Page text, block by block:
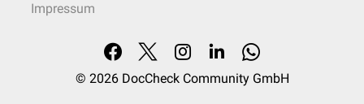
Impressum
© 2026 DocCheck Community GmbH